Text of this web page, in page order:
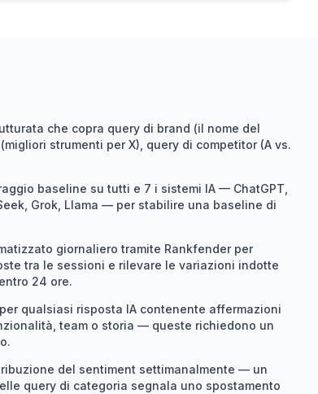
che copra query di brand (il nome del
strumenti per X), query di competitor (A vs.
baseline su tutti e 7 i sistemi IA — ChatGPT,
Grok, Llama — per stabilire una baseline di
giornaliero tramite Rankfender per
tra le sessioni e rilevare le variazioni indotte
24 ore.
qualsiasi risposta IA contenente affermazioni
team o storia — queste richiedono un
del sentiment settimanalmente — un
query di categoria segnala uno spostamento